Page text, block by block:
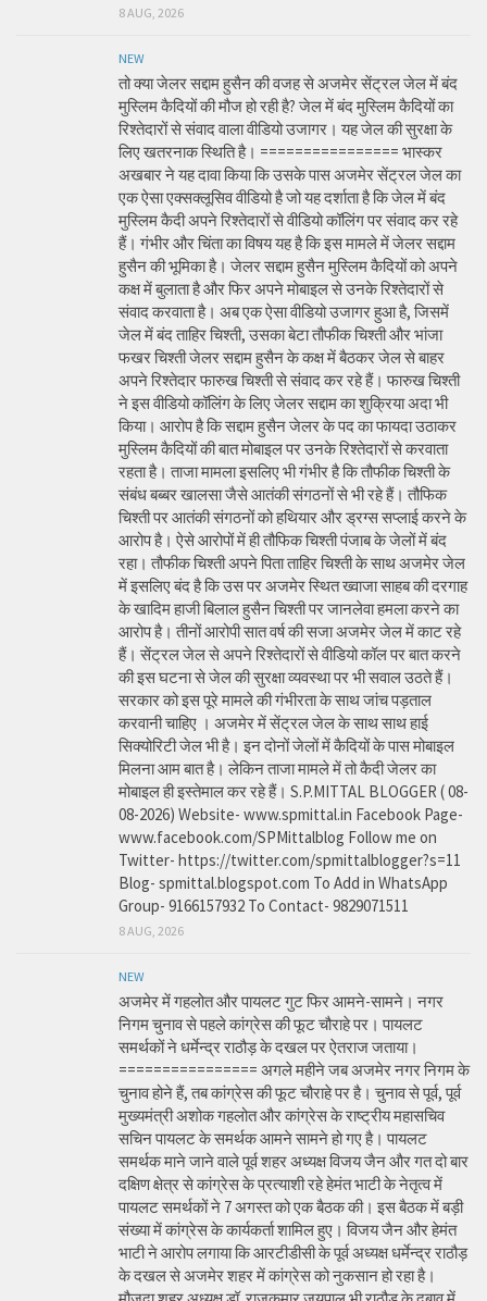
8 AUG, 2026
NEW
तो क्या जेलर सद्दाम हुसैन की वजह से अजमेर सेंट्रल जेल में बंद
मुस्लिम कैदियों की मौज हो रही है? जेल में बंद मुस्लिम कैदियों का
रिश्तेदारों से संवाद वाला वीडियो उजागर। यह जेल की सुरक्षा के
लिए खतरनाक स्थिति है। ================ भास्कर
अखबार ने यह दावा किया कि उसके पास अजमेर सेंट्रल जेल का
एक ऐसा एक्सक्लूसिव वीडियो है जो यह दर्शाता है कि जेल में बंद
मुस्लिम कैदी अपने रिश्तेदारों से वीडियो कॉलिंग पर संवाद कर रहे
हैं। गंभीर और चिंता का विषय यह है कि इस मामले में जेलर सद्दाम
हुसैन की भूमिका है। जेलर सद्दाम हुसैन मुस्लिम कैदियों को अपने
कक्ष में बुलाता है और फिर अपने मोबाइल से उनके रिश्तेदारों से
संवाद करवाता है। अब एक ऐसा वीडियो उजागर हुआ है, जिसमें
जेल में बंद ताहिर चिश्ती, उसका बेटा तौफीक चिश्ती और भांजा
फखर चिश्ती जेलर सद्दाम हुसैन के कक्ष में बैठकर जेल से बाहर
अपने रिश्तेदार फारुख चिश्ती से संवाद कर रहे हैं। फारुख चिश्ती
ने इस वीडियो कॉलिंग के लिए जेलर सद्दाम का शुक्रिया अदा भी
किया। आरोप है कि सद्दाम हुसैन जेलर के पद का फायदा उठाकर
मुस्लिम कैदियों की बात मोबाइल पर उनके रिश्तेदारों से करवाता
रहता है। ताजा मामला इसलिए भी गंभीर है कि तौफीक चिश्ती के
संबंध बब्बर खालसा जैसे आतंकी संगठनों से भी रहे हैं। तौफिक
चिश्ती पर आतंकी संगठनों को हथियार और ड्रग्स सप्लाई करने के
आरोप है। ऐसे आरोपों में ही तौफिक चिश्ती पंजाब के जेलों में बंद
रहा। तौफीक चिश्ती अपने पिता ताहिर चिश्ती के साथ अजमेर जेल
में इसलिए बंद है कि उस पर अजमेर स्थित ख्वाजा साहब की दरगाह
के खादिम हाजी बिलाल हुसैन चिश्ती पर जानलेवा हमला करने का
आरोप है। तीनों आरोपी सात वर्ष की सजा अजमेर जेल में काट रहे
हैं। सेंट्रल जेल से अपने रिश्तेदारों से वीडियो कॉल पर बात करने
की इस घटना से जेल की सुरक्षा व्यवस्था पर भी सवाल उठते हैं।
सरकार को इस पूरे मामले की गंभीरता के साथ जांच पड़ताल
करवानी चाहिए । अजमेर में सेंट्रल जेल के साथ साथ हाई
सिक्योरिटी जेल भी है। इन दोनों जेलों में कैदियों के पास मोबाइल
मिलना आम बात है। लेकिन ताजा मामले में तो कैदी जेलर का
मोबाइल ही इस्तेमाल कर रहे हैं। S.P.MITTAL BLOGGER ( 08-
08-2026) Website- www.spmittal.in Facebook Page-
www.facebook.com/SPMittalblog Follow me on
Twitter- https://twitter.com/spmittalblogger?s=11
Blog- spmittal.blogspot.com To Add in WhatsApp
Group- 9166157932 To Contact- 9829071511
8 AUG, 2026
NEW
अजमेर में गहलोत और पायलट गुट फिर आमने-सामने। नगर
निगम चुनाव से पहले कांग्रेस की फूट चौराहे पर। पायलट
समर्थकों ने धर्मेन्द्र राठौड़ के दखल पर ऐतराज जताया।
================ अगले महीने जब अजमेर नगर निगम के
चुनाव होने हैं, तब कांग्रेस की फूट चौराहे पर है। चुनाव से पूर्व, पूर्व
मुख्यमंत्री अशोक गहलोत और कांग्रेस के राष्ट्रीय महासचिव
सचिन पायलट के समर्थक आमने सामने हो गए है। पायलट
समर्थक माने जाने वाले पूर्व शहर अध्यक्ष विजय जैन और गत दो बार
दक्षिण क्षेत्र से कांग्रेस के प्रत्याशी रहे हेमंत भाटी के नेतृत्व में
पायलट समर्थकों ने 7 अगस्त को एक बैठक की। इस बैठक में बड़ी
संख्या में कांग्रेस के कार्यकर्ता शामिल हुए। विजय जैन और हेमंत
भाटी ने आरोप लगाया कि आरटीडीसी के पूर्व अध्यक्ष धर्मेन्द्र राठौड़
के दखल से अजमेर शहर में कांग्रेस को नुकसान हो रहा है।